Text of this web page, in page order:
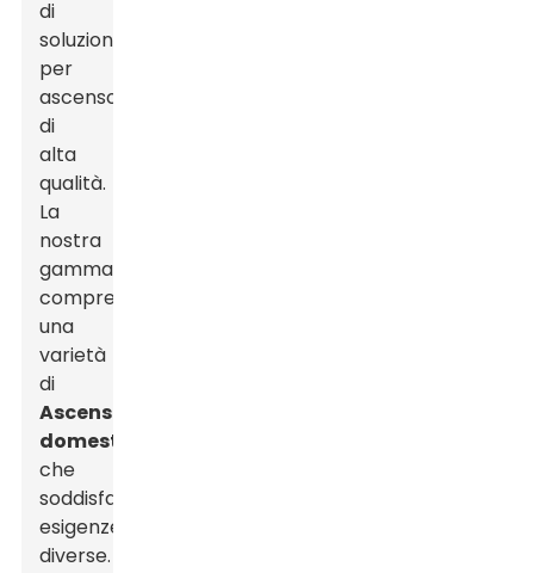
di
soluzioni
per
ascensori
di
alta
qualità.
La
nostra
gamma
comprende
una
varietà
di
Ascensore
domestico
che
soddisfano
esigenze
diverse.